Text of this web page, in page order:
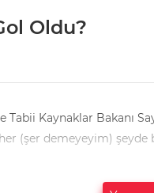
Oldu?
Kaynaklar Bakanı